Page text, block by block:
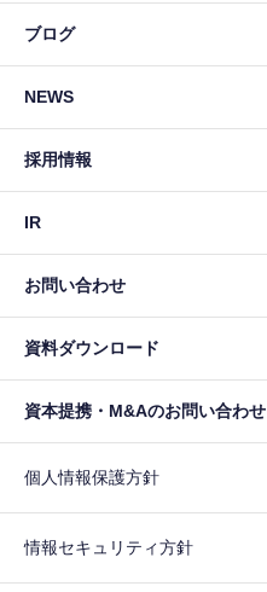
ブログ
NEWS
採用情報
IR
お問い合わせ
資料ダウンロード
資本提携・M&Aのお問い合わせ
個人情報保護方針
情報セキュリティ方針